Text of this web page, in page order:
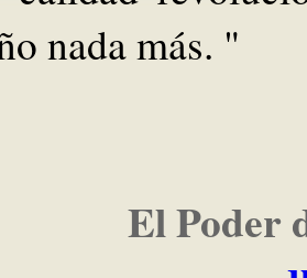
nada más. "
El Poder